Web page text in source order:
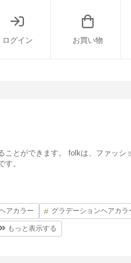
ログイン お買い物
ことができます。 folkは、ファッシ
。
アカラー グラデーションヘアカラ
もっと表示する